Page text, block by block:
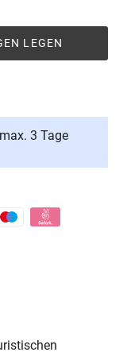
LEGEN
3 Tage